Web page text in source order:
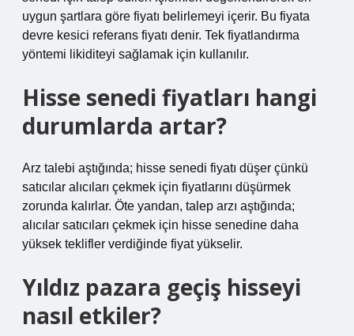
uygun şartlara göre fiyatı belirlemeyi içerir. Bu fiyata
devre kesici referans fiyatı denir. Tek fiyatlandırma
yöntemi likiditeyi sağlamak için kullanılır.
Hisse senedi fiyatları hangi
durumlarda artar?
Arz talebi aştığında; hisse senedi fiyatı düşer çünkü
satıcılar alıcıları çekmek için fiyatlarını düşürmek
zorunda kalırlar. Öte yandan, talep arzı aştığında;
alıcılar satıcıları çekmek için hisse senedine daha
yüksek teklifler verdiğinde fiyat yükselir.
Yıldız pazara geçiş hisseyi
nasıl etkiler?